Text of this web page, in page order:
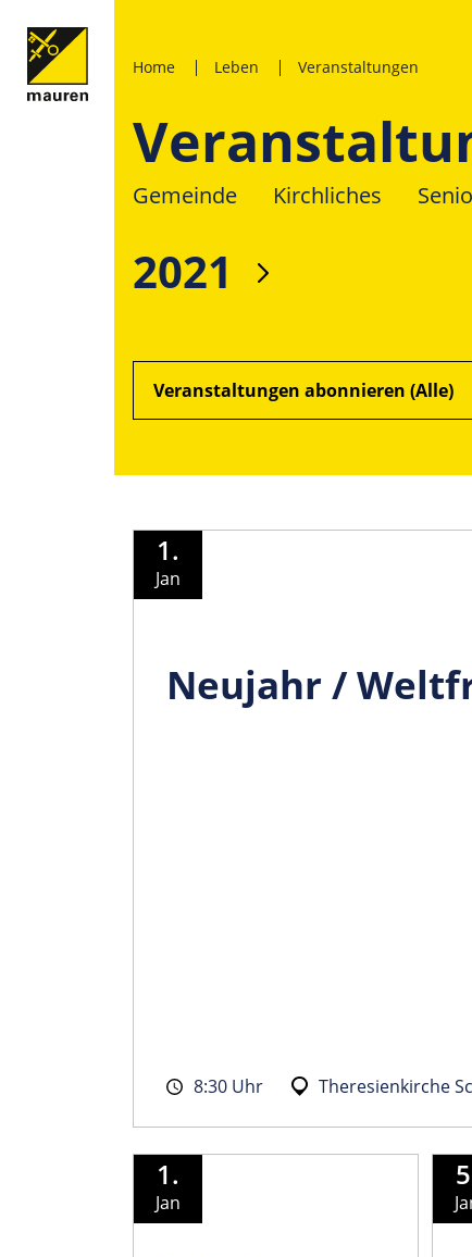
Home Leben Veranstaltungen
Gemeinde Kirchliches
2021
Veranstaltungen abonnieren (Alle)
1.
Jan
Neujahr /
8:30 Uhr Theresienkirche
1.
Jan